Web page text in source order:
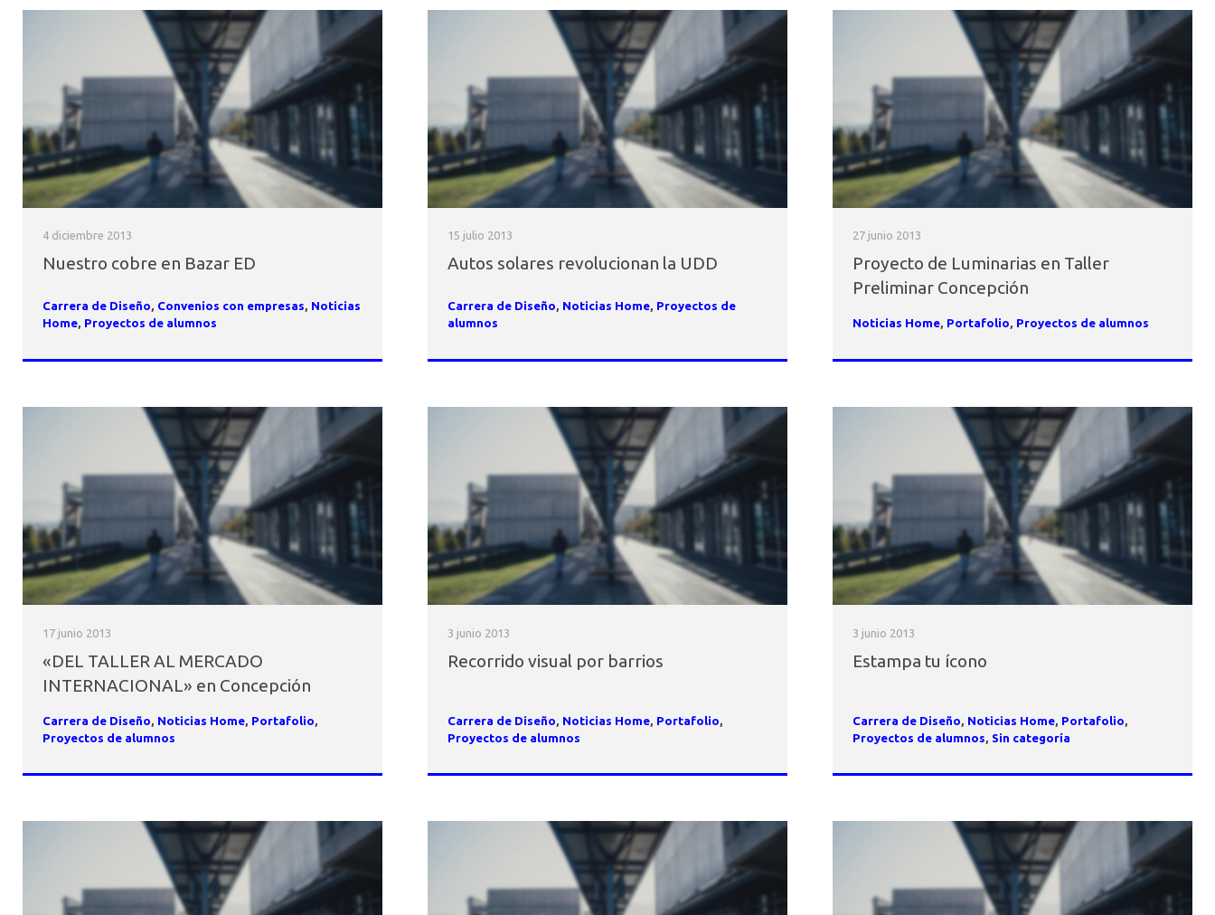
4 diciembre 2013
Nuestro cobre en Bazar ED
Carrera de Diseño, Convenios con empresas, Noticias
Home, Proyectos de alumnos
15 julio 2013
Autos solares revolucionan la UDD
Carrera de Diseño, Noticias Home, Proyectos de
alumnos
27 junio 2013
Proyecto de Luminarias en Taller
Preliminar Concepción
Noticias Home, Portafolio, Proyectos de alumnos
17 junio 2013
«DEL TALLER AL MERCADO
INTERNACIONAL» en Concepción
Carrera de Diseño, Noticias Home, Portafolio,
Proyectos de alumnos
3 junio 2013
Recorrido visual por barrios
Carrera de Diseño, Noticias Home, Portafolio,
Proyectos de alumnos
3 junio 2013
Estampa tu ícono
Carrera de Diseño, Noticias Home, Portafolio,
Proyectos de alumnos, Sin categoría